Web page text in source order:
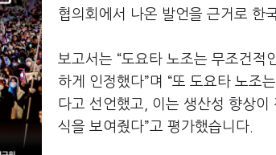
협의회에서 나온 발언을 근거로 한
보고서는 “도요타 노조는 무조건적
하게 인정했다”며 “또 도요타 노조
다고 선언했고
이는 생산성 향상이
식을 보여줬다”고 평가했습니다